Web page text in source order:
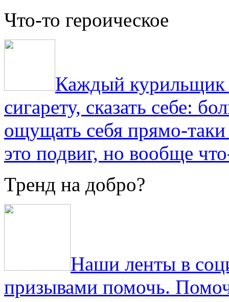
Что-то героическое
Каждый курильщик
сигарету, сказать себе:
ощущать себя прямо-
это подвиг, но вообще
Тренд на добро?
Наши ленты в
призывами помочь.